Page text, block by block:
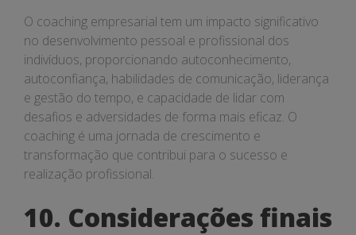
O coaching empresarial tem um impacto significativo
no desenvolvimento pessoal e profissional dos
indivíduos, proporcionando autoconhecimento,
autoconfiança, habilidades de comunicação, liderança
e gestão do tempo, e capacidade de lidar com
desafios e adversidades de forma mais eficaz. O
coaching é uma jornada de crescimento e
transformação que contribui para o sucesso e
realização profissional.
10. Considerações finais